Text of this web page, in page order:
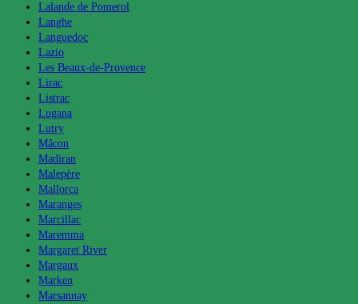
Lalande de Pomerol
Langhe
Languedoc
Lazio
Les Beaux-de-Provence
Lirac
Listrac
Lugana
Lutry
Mâcon
Madiran
Malepère
Mallorca
Maranges
Marcillac
Maremma
Margaret River
Margaux
Marken
Marsannay